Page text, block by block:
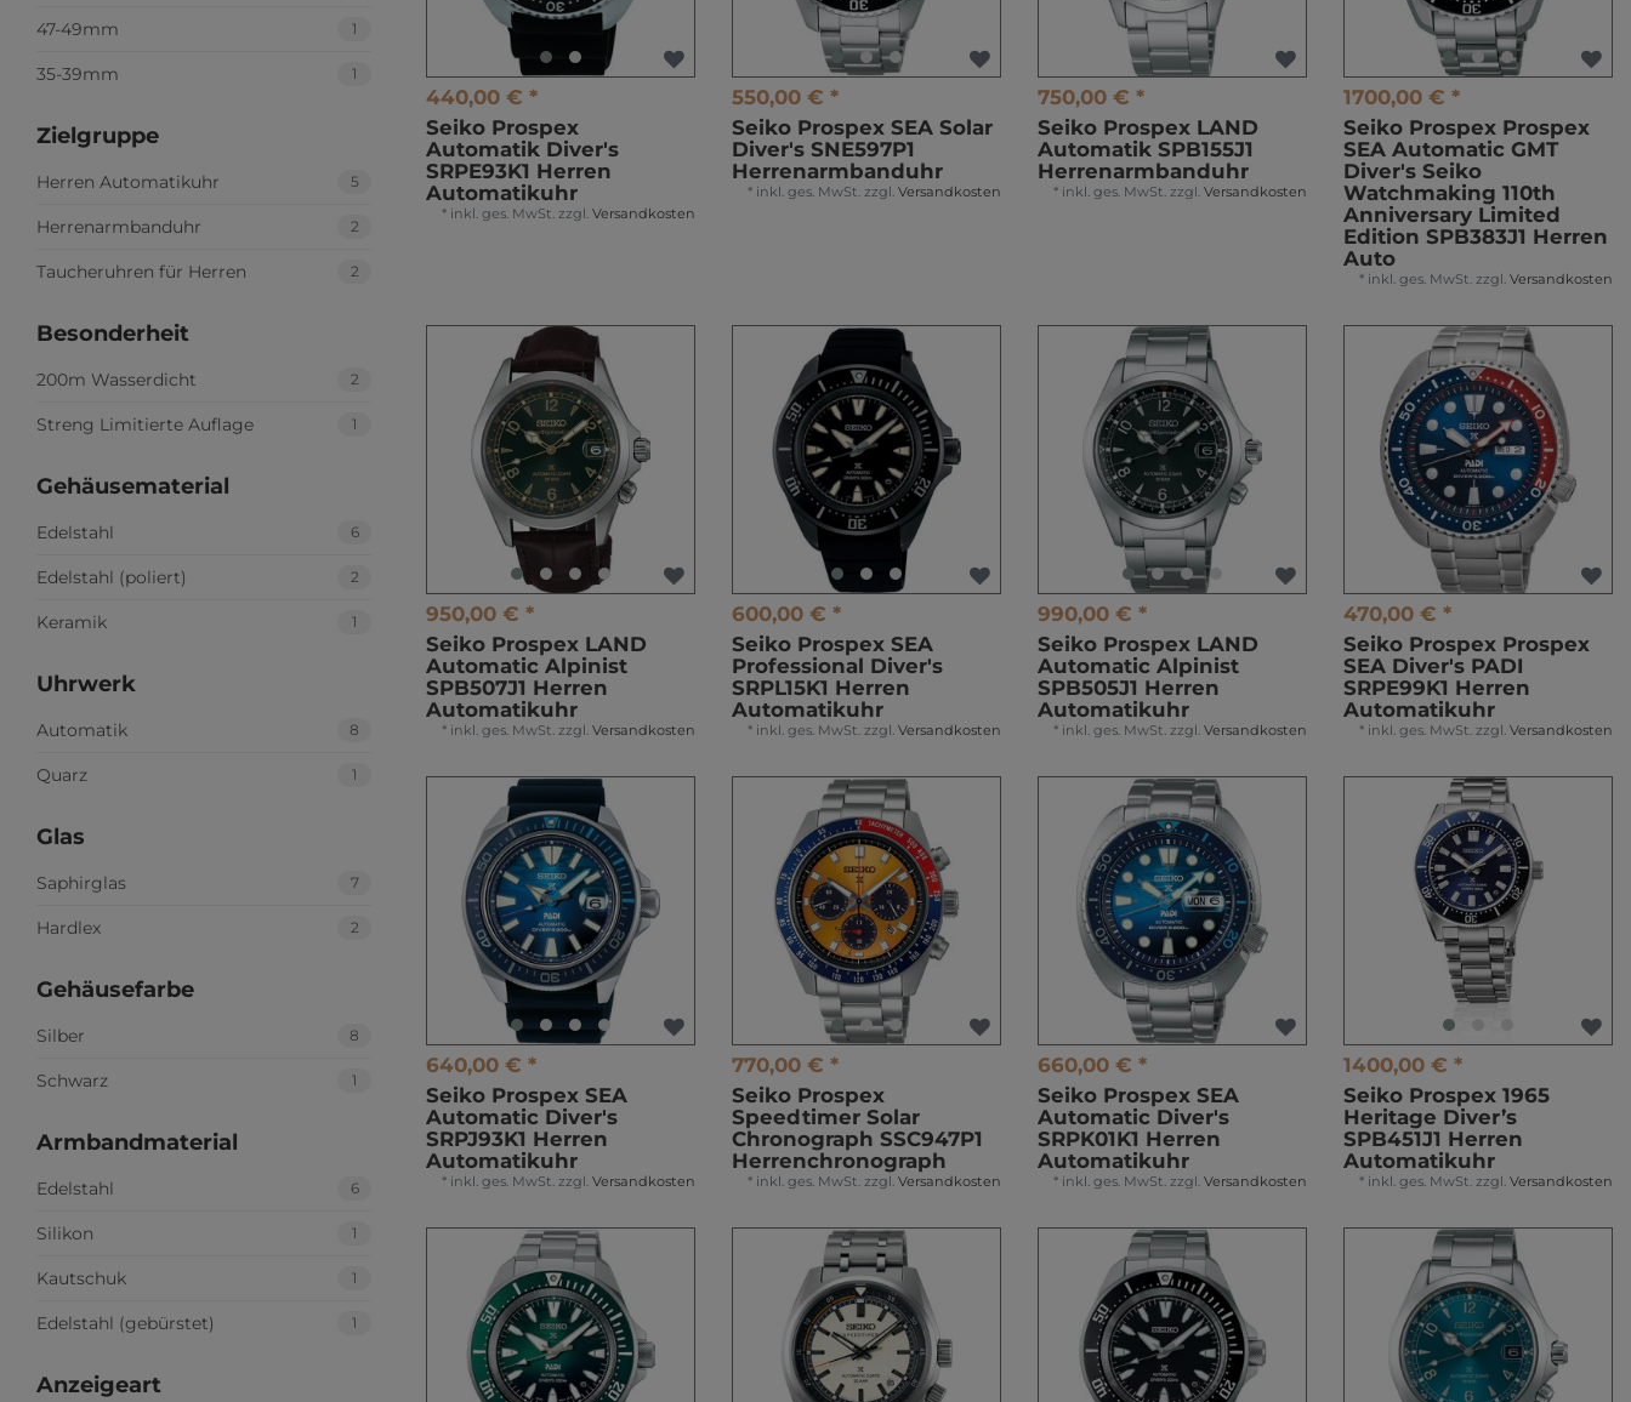
47-49mm 1
35-39mm 1
Zielgruppe
Herren Automatikuhr 5
Herrenarmbanduhr 2
Taucheruhren für Herren 2
Besonderheit
200m Wasserdicht 2
Streng Limitierte Auflage 1
Gehäusematerial
Edelstahl 6
Edelstahl (poliert) 2
Keramik 1
Uhrwerk
Automatik 8
Quarz 1
Glas
Saphirglas 7
Hardlex 2
Gehäusefarbe
Silber 8
Schwarz 1
Armbandmaterial
Edelstahl 6
Silikon 1
Kautschuk 1
Edelstahl (gebürstet) 1
Anzeigeart
440,00 € *
Seiko Prospex
Automatik Diver's
SRPE93K1 Herren
Automatikuhr
* inkl. ges. MwSt. zzgl. Versandkosten
550,00 € *
Seiko Prospex SEA Solar
Diver's SNE597P1
Herrenarmbanduhr
* inkl. ges. MwSt. zzgl. Versandkosten
750,00 € *
Seiko Prospex LAND
Automatik SPB155J1
Herrenarmbanduhr
* inkl. ges. MwSt. zzgl. Versandkosten
1700,00 € *
Seiko Prospex Prospex
SEA Automatic GMT
Diver's Seiko
Watchmaking 110th
Anniversary Limited
Edition SPB383J1 Herren
Auto
* inkl. ges. MwSt. zzgl. Versandkosten
950,00 € *
Seiko Prospex LAND
Automatic Alpinist
SPB507J1 Herren
Automatikuhr
* inkl. ges. MwSt. zzgl. Versandkosten
600,00 € *
Seiko Prospex SEA
Professional Diver's
SRPL15K1 Herren
Automatikuhr
* inkl. ges. MwSt. zzgl. Versandkosten
990,00 € *
Seiko Prospex LAND
Automatic Alpinist
SPB505J1 Herren
Automatikuhr
* inkl. ges. MwSt. zzgl. Versandkosten
470,00 € *
Seiko Prospex Prospex
SEA Diver's PADI
SRPE99K1 Herren
Automatikuhr
* inkl. ges. MwSt. zzgl. Versandkosten
640,00 € *
Seiko Prospex SEA
Automatic Diver's
SRPJ93K1 Herren
Automatikuhr
* inkl. ges. MwSt. zzgl. Versandkosten
770,00 € *
Seiko Prospex
Speedtimer Solar
Chronograph SSC947P1
Herrenchronograph
* inkl. ges. MwSt. zzgl. Versandkosten
660,00 € *
Seiko Prospex SEA
Automatic Diver's
SRPK01K1 Herren
Automatikuhr
* inkl. ges. MwSt. zzgl. Versandkosten
1400,00 € *
Seiko Prospex 1965
Heritage Diver’s
SPB451J1 Herren
Automatikuhr
* inkl. ges. MwSt. zzgl. Versandkosten